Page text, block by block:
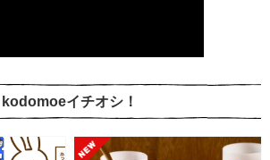
kodomoeイチオシ！